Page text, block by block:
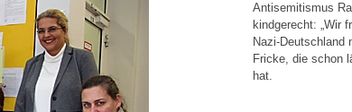
Antisemitismus
kindgerecht: „Wir
Nazi-Deutschland
Fricke, die schon
hat.